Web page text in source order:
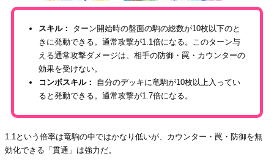
スキル： ターン開始時の盤面の駒の総数が10枚以下のと
きに発動できる。通常攻撃が1.1倍になる。このターン与
える通常攻撃ダメージは、相手の防御・罠・カウンターの
効果を受けない。
コンボスキル： 自分のデッキに竜駒が10枚以上入ってい
ると発動できる。通常攻撃が1.7倍になる。
1.1という倍率は竜駒の中ではかなり低いが、カウンター・罠・防御を無
効化できる「貫通」は強力だ。